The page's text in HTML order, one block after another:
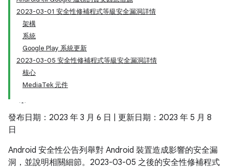
2023-03-01 安全性修補程式等級安全漏洞詳情
架構
系統
Google Play 系統更新
2023-03-05 安全性修補程式等級安全漏洞詳情
核心
MediaTek 元件
發布日期：2023 年 3 月 6 日 | 更新日期：2023 年 5 月 8
日
Android 安全性公告列舉對 Android 裝置造成影響的安全漏
洞，並說明相關細節。2023-03-05 之後的安全性修補程式